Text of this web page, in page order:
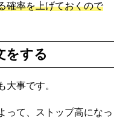
確率を上げておくので
をする
大事です。
って、ストップ高になっ